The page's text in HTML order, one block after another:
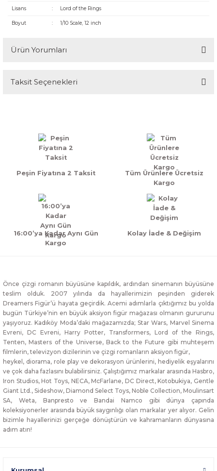
Lisans : Lord of the Rings
Boyut : 1/10 Scale, 12 inch
Ürün Yorumları
Bu ürüne ilk yorumu siz yapın!
Taksit Seçenekleri
Peşin Fiyatına 2 Taksit
Tüm Ürünlere Ücretsiz
Kargo
16:00’ya Kadar Aynı Gün
Kargo
Kolay İade & Değişim
Önce çizgi romanın büyüsüne kapıldık, ardından sinemanın büyüsüne
teslim olduk. 2007 yılında da hayallerimizin peşinden giderek
Dreamers Figür’ü hayata geçirdik. Acemi adımlarla çıktığımız bu yolda
bugün Türkiye’nin en büyük aksiyon figür mağazası olmanın gururunu
yaşıyoruz. Kadıköy Moda’daki mağazamızda; Star Wars, Marvel Sinema
Evreni, DC Evreni, Harry Potter, Transformers, Lord of the Rings,
Tenten, Masters of the Universe, Back to the Future gibi muhteşem
filmlerin, televizyon dizilerinin ve çizgi romanların aksiyon figür,
heykel, diorama, role play ve dekorasyon ürünlerini, hediyelik eşyalarını
ve çok daha fazlasını bulabilirsiniz. Çalıştığımız markalar arasında Hasbro,
Iron Studios, Hot Toys, NECA, McFarlane, DC Direct, Kotobukiya, Gentle
Giant Ltd., Sideshow, Diamond Select Toys, Noble Collection, Moulinsart
SA, Weta, Banpresto ve Bandai Namco gibi dünya çapında
koleksiyonerler arasında büyük saygınlığı olan markalar yer alıyor. Gelin
bizimle hayallerinizi gerçeğe dönüştürün ve kahramanların dünyasına
adım atın!